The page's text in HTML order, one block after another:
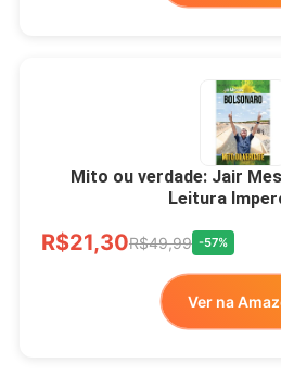
Mito ou verdade: Jair
Leitura
R$21,30R$49,99 -57%
Ver na